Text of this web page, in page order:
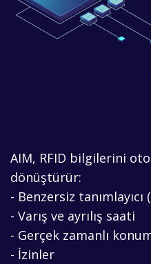
AIM, RFID bilgilerini
dönüştürür:
- Benzersiz tanımlayıcı
- Varış ve ayrılış saati
- Gerçek zamanlı
- İzinler